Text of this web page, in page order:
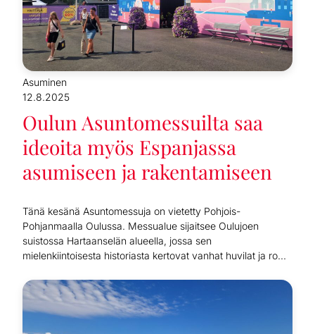
Asuminen
12.8.2025
Oulun Asuntomessuilta saa
ideoita myös Espanjassa
asumiseen ja rakentamiseen
Tänä kesänä Asuntomessuja on vietetty Pohjois-
Pohjanmaalla Oulussa. Messualue sijaitsee Oulujoen
suistossa Hartaanselän alueella, jossa sen
mielenkiintoisesta historiasta kertovat vanhat huvilat ja ro...